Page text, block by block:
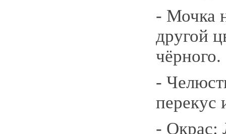
- Мочка
другой
чёрного.
-
перекус
- Окрас: